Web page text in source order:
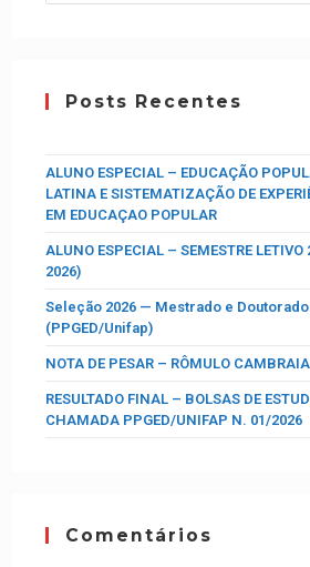
Posts Recentes
ALUNO ESPECIAL – EDUCAÇÃO
LATINA E SISTEMATIZAÇÃO DE
EM EDUCAÇAO POPULAR
ALUNO ESPECIAL – SEMESTRE
2026)
Seleção 2026 — Mestrado e
(PPGED/Unifap)
NOTA DE PESAR – RÔMULO
RESULTADO FINAL – BOLSAS DE
CHAMADA PPGED/UNIFAP N. 01/2026
Comentários